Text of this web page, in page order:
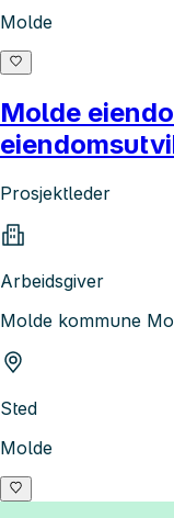
Molde
Molde
Prosjektleder
Arbeidsgiver
Molde kommune
Sted
Molde